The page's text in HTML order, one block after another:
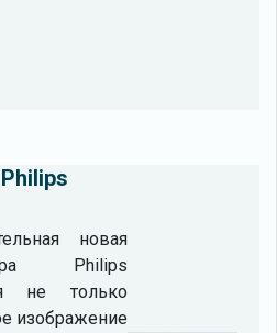
новая
Philips
не только
изображение